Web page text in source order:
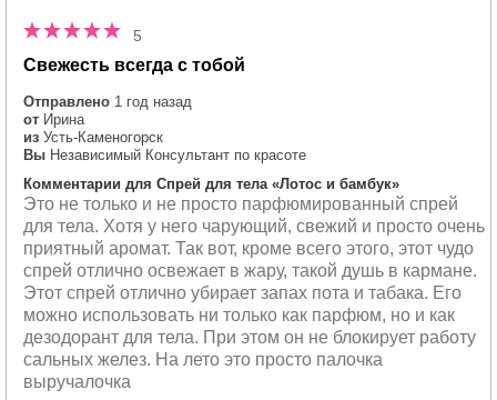
5
Свежесть всегда с тобой
Отправлено 1 год назад
от Ирина
из Усть-Каменогорск
Вы Независимый Консультант по красоте
Комментарии для Спрей для тела «Лотос и бамбук»
Это не только и не просто парфюмированный спрей
для тела. Хотя у него чарующий, свежий и просто очень
приятный аромат. Так вот, кроме всего этого, этот чудо
спрей отлично освежает в жару, такой душь в кармане.
Этот спрей отлично убирает запах пота и табака. Его
можно использовать ни только как парфюм, но и как
дезодорант для тела. При этом он не блокирует работу
сальных желез. На лето это просто палочка
выручалочка